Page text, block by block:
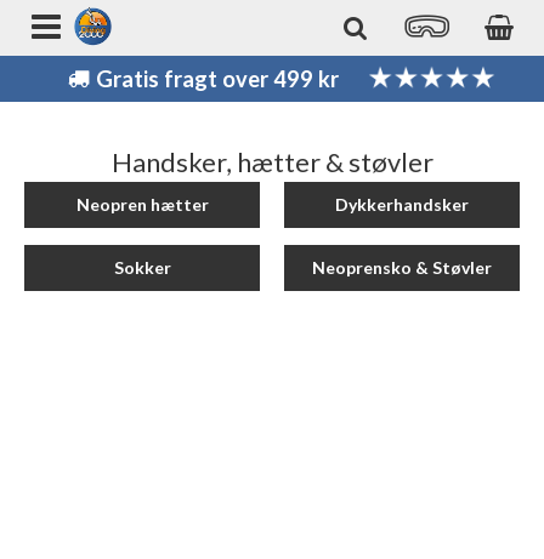
Gratis fragt over 499 kr
Handsker, hætter & støvler
Neopren hætter Dykkerhandsker
Sokker Neoprensko & Støvler